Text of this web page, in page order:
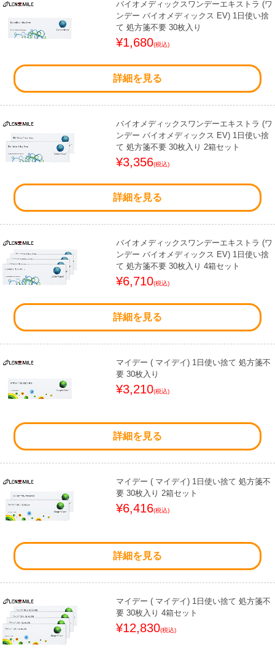
バイオメディックスワンデーエキストラ (ワ
ンデー バイオメディックス EV) 1日使い捨
て 処方箋不要 30枚入り
¥1,680(税込)
詳細を見る
バイオメディックスワンデーエキストラ (ワ
ンデー バイオメディックス EV) 1日使い捨
て 処方箋不要 30枚入り 2箱セット
¥3,356(税込)
詳細を見る
バイオメディックスワンデーエキストラ (ワ
ンデー バイオメディックス EV) 1日使い捨
て 処方箋不要 30枚入り 4箱セット
¥6,710(税込)
詳細を見る
マイデー ( マイデイ) 1日使い捨て 処方箋不
要 30枚入り
¥3,210(税込)
詳細を見る
マイデー ( マイデイ) 1日使い捨て 処方箋不
要 30枚入り 2箱セット
¥6,416(税込)
詳細を見る
マイデー ( マイデイ) 1日使い捨て 処方箋不
要 30枚入り 4箱セット
¥12,830(税込)